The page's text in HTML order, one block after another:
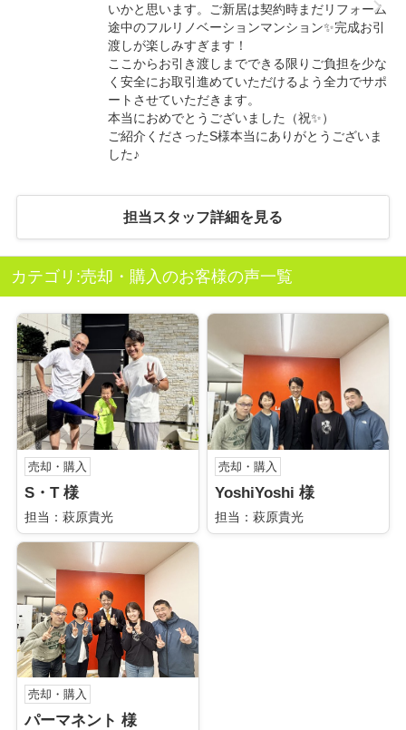
いかと思います。ご新居は契約時まだリフォーム
途中のフルリノベーションマンション✨完成お引
渡しが楽しみすぎます！
ここからお引き渡しまでできる限りご負担を少な
く安全にお取引進めていただけるよう全力でサポ
ートさせていただきます。
本当におめでとうございました（祝✨）
ご紹介くださったS様本当にありがとうございま
した♪
担当スタッフ詳細を見る
カテゴリ:売却・購入のお客様の声一覧
売却・購入
S・T 様
担当：萩原貴光
売却・購入
YoshiYoshi 様
担当：萩原貴光
売却・購入
パーマネント 様